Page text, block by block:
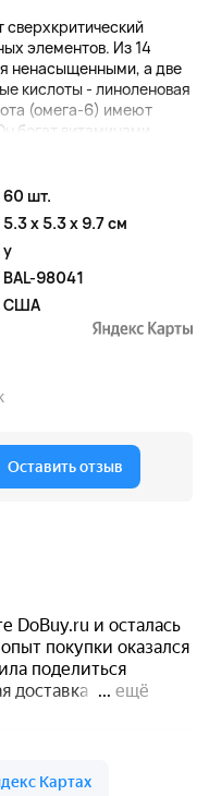
элементов. Из 14
ненасыщенными, а две
кислоты - линоленовая
(омега-6) имеют
богат витаминами...
60 шт.
5.3 x 5.3 x 9.7 см
y
BAL-98041
США